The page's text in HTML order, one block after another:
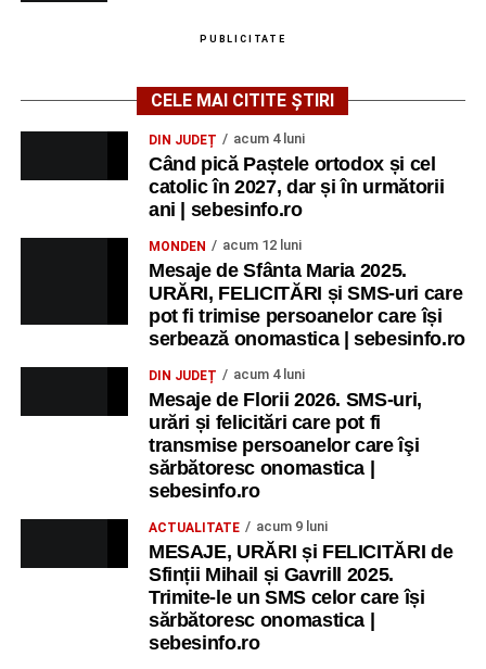
PUBLICITATE
CELE MAI CITITE ȘTIRI
DIN JUDEȚ acum 4 luni
Când pică Paștele ortodox și cel
catolic în 2027, dar și în următorii
ani | sebesinfo.ro
MONDEN acum 12 luni
Mesaje de Sfânta Maria 2025.
URĂRI, FELICITĂRI și SMS-uri care
pot fi trimise persoanelor care își
serbează onomastica | sebesinfo.ro
DIN JUDEȚ acum 4 luni
Mesaje de Florii 2026. SMS-uri,
urări și felicitări care pot fi
transmise persoanelor care îşi
sărbătoresc onomastica |
sebesinfo.ro
ACTUALITATE acum 9 luni
MESAJE, URĂRI și FELICITĂRI de
Sfinții Mihail și Gavrill 2025.
Trimite-le un SMS celor care își
sărbătoresc onomastica |
sebesinfo.ro